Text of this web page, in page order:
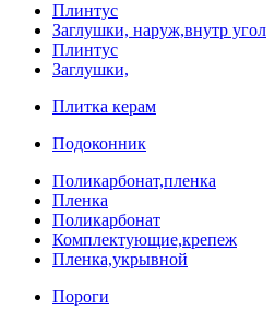
Плинтус
Заглушки, наруж,внутр угол
Плинтус
Заглушки,
Плитка керам
Подоконник
Поликарбонат,пленка
Пленка
Поликарбонат
Комплектующие,крепеж
Пленка,укрывной
Пороги